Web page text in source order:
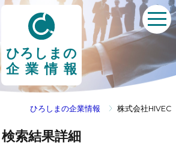
ひろしまの
企業情報
ひろしまの企業情報 株式会社HIVEC
検索結果詳細